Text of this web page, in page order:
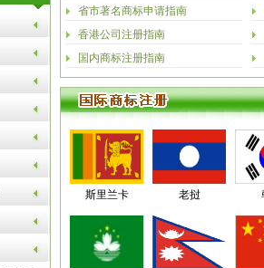
省市著名商标申请指南
香港公司注册指南
国内商标注册指南
斯里兰卡 老挝